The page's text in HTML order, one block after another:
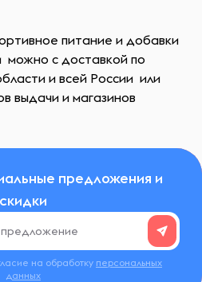
питание и добавки
можно с доставкой по
и всей России или
выдачи и магазинов
предложения и
скидки
на обработку персональных
данных